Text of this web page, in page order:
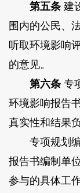
第五条建
围内的公民、
听取环境影响
的意见。
第六条专
环境影响报告
真实性和结果负
专项规划编
报告书编制单
参与的具体工作